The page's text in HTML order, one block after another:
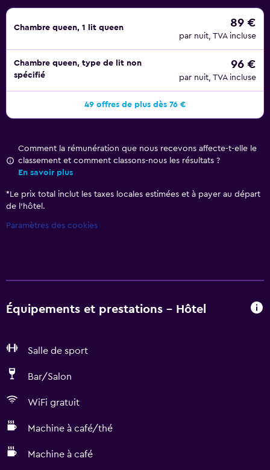
Chambre queen, 1 lit queen 89 €
par nuit, TVA incluse
Chambre queen, type de lit non
spécifié
96 €
par nuit, TVA incluse
49 offres de plus dès 76 €
Comment la rémunération que nous recevons affecte-t-elle le
classement et comment classons-nous les résultats ?
En savoir plus
* Le prix total inclut les taxes locales estimées et à payer au départ
de l’hôtel.
Paramètres des cookies
Équipements et prestations - Hôtel
Salle de sport
Bar/Salon
WiFi gratuit
Machine à café/thé
Machine à café